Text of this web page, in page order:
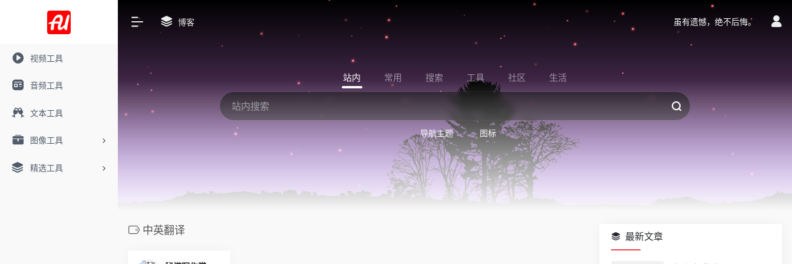
视频工具
音频工具
文本工具
图像工具
精选工具
博客 虽有遗憾，绝不后悔。
站内 常用 搜索 工具 社区 生活
导航主题 图标
中英翻译 最新文章